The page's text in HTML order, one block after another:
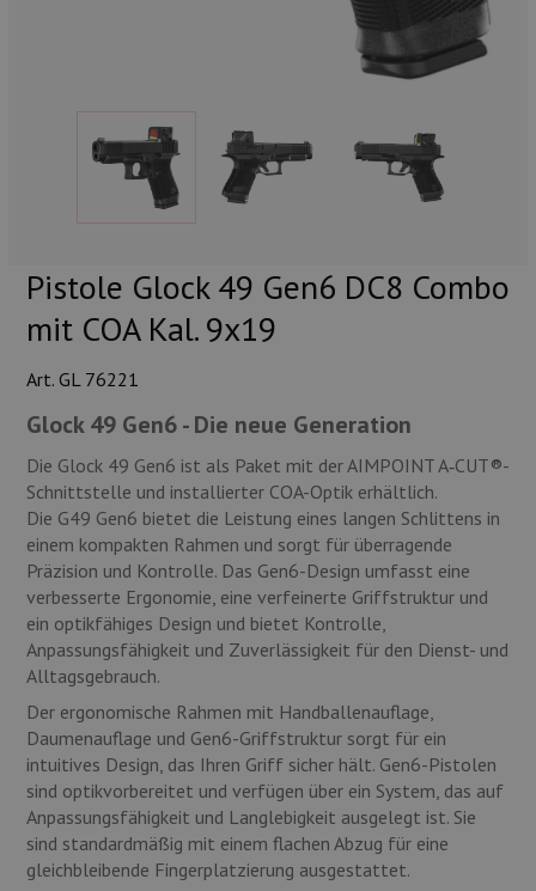
Pistole Glock 49 Gen6 DC8 Combo
mit COA Kal. 9x19
Art. GL 76221
Glock 49 Gen6 - Die neue Generation
Die Glock 49 Gen6 ist als Paket mit der AIMPOINT A‑CUT®-
Schnittstelle und installierter COA-Optik erhältlich.
Die G49 Gen6 bietet die Leistung eines langen Schlittens in
einem kompakten Rahmen und sorgt für überragende
Präzision und Kontrolle. Das Gen6-Design umfasst eine
verbesserte Ergonomie, eine verfeinerte Griffstruktur und
ein optikfähiges Design und bietet Kontrolle,
Anpassungsfähigkeit und Zuverlässigkeit für den Dienst- und
Alltagsgebrauch.
Der ergonomische Rahmen mit Handballenauflage,
Daumenauflage und Gen6-Griffstruktur sorgt für ein
intuitives Design, das Ihren Griff sicher hält. Gen6-Pistolen
sind optikvorbereitet und verfügen über ein System, das auf
Anpassungsfähigkeit und Langlebigkeit ausgelegt ist. Sie
sind standardmäßig mit einem flachen Abzug für eine
gleichbleibende Fingerplatzierung ausgestattet.
Lampen und Zubehör